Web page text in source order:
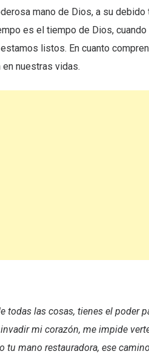
mano de Dios, a su debido
es el tiempo de Dios,
listos. En cuanto
nuestras vidas.
todas las cosas, tienes el poder
mi corazón, me impide
tu mano restauradora, ese